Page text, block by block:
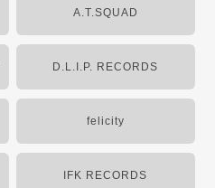
A.T.SQUAD
D.L.I.P. RECORDS
felicity
IFK RECORDS